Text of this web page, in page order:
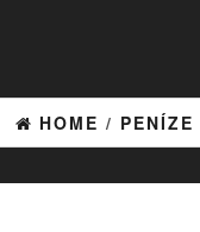
HOME / PENÍZE